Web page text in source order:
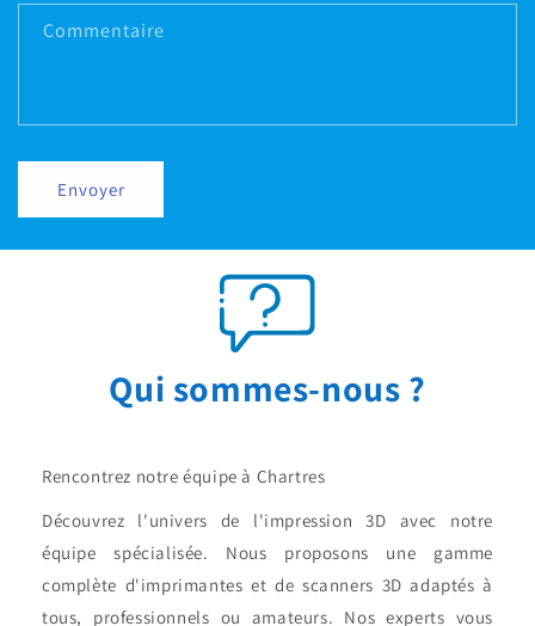
Commentaire
Envoyer
Qui sommes-nous ?
Rencontrez notre équipe à Chartres
Découvrez l'univers de l'impression 3D avec notre
équipe spécialisée. Nous proposons une gamme
complète d'imprimantes et de scanners 3D adaptés à
tous, professionnels ou amateurs. Nos experts vous